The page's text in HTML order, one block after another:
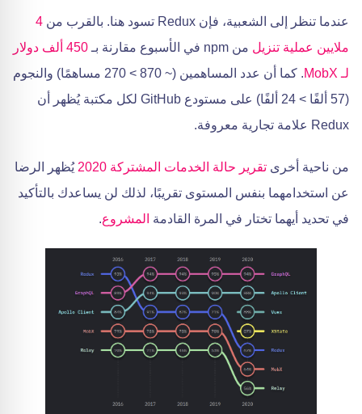
عندما تنظر إلى الشعبية، فإن Redux تسود هنا. بالقرب من
4
ملايين عملية تنزيل من npm في الأسبوع مقارنة بـ
450 ألف دولار
لـ MobX
. كما أن عدد المساهمين (~ 870 > 270 مساهمًا) والنجوم
(57 ألفًا > 24 ألفًا) على مستودع GitHub لكل مكتبة يُظهر أن
Redux علامة تجارية معروفة.
من ناحية أخرى تقرير حالة الخدمات المشتركة 2020
يُظهر الرضا
عن استخدامهما بنفس المستوى تقريبًا، لذلك لن يساعدك بالتأكيد
في تحديد أيهما تختار في المرة القادمة المشروع.